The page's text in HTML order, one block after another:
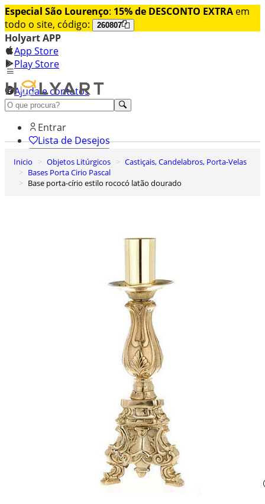
Especial São Lourenço: 15% de DESCONTO EXTRA em
todo o site, código:
260807
Holyart APP
App Store
Play Store
Ajuda e contatos
Conheça premium
Entrar
Lista de Desejos
0
Carrinho de Compras
Inicio Objetos Litúrgicos
Castiçais, Candelabros, Porta-Velas
Bases Porta Cirio Pascal
Base porta-círio estilo rococó latão dourado